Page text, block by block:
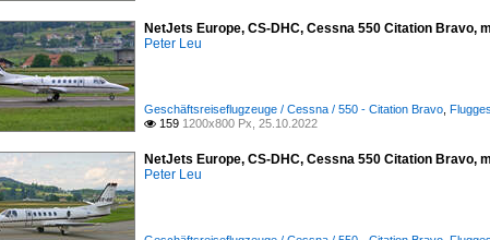
NetJets Europe, CS-DHC, Cessna 550 Citation Bravo,
Peter Leu
Geschäftsreiseflugzeuge / Cessna / 550 - Citation Bravo
 159 1200x800 Px, 25.10.2022
NetJets Europe, CS-DHC, Cessna 550 Citation Bravo,
Peter Leu